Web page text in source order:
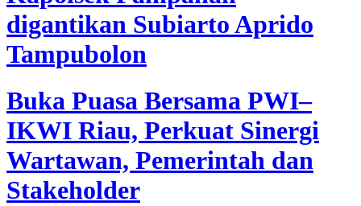
digantikan Subiarto Aprido
Tampubolon
Buka Puasa Bersama PWI–
IKWI Riau, Perkuat Sinergi
Wartawan, Pemerintah dan
Stakeholder